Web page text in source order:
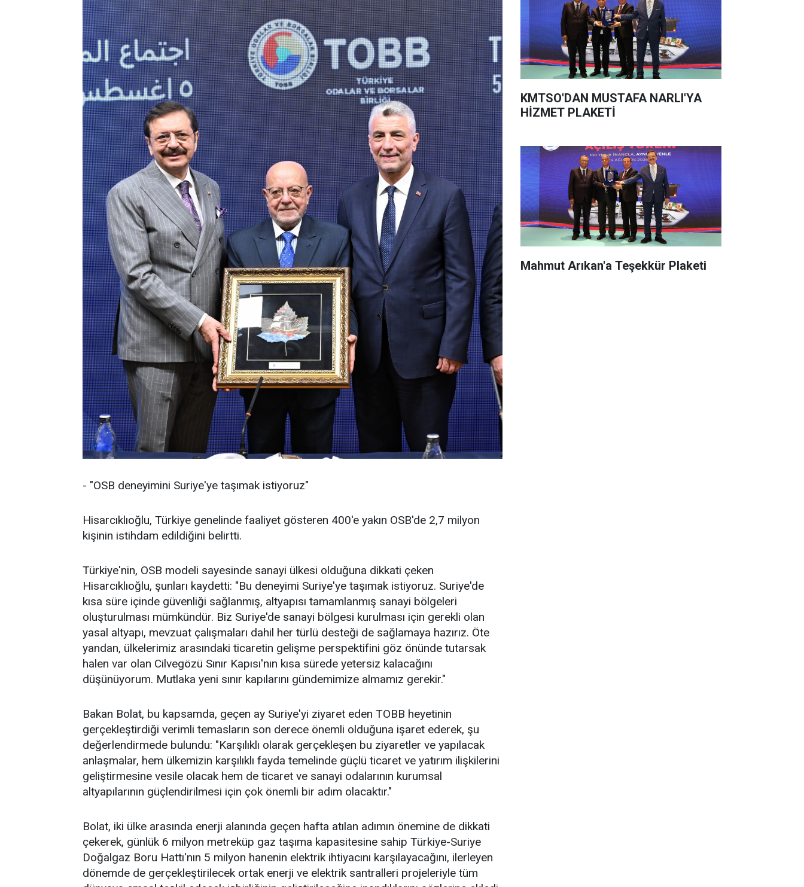
- "OSB deneyimini Suriye'ye taşımak istiyoruz"
Hisarcıklıoğlu, Türkiye genelinde faaliyet gösteren 400'e yakın OSB'de 2,7 milyon
kişinin istihdam edildiğini belirtti.
Türkiye'nin, OSB modeli sayesinde sanayi ülkesi olduğuna dikkati çeken
Hisarcıklıoğlu, şunları kaydetti: "Bu deneyimi Suriye'ye taşımak istiyoruz. Suriye'de
kısa süre içinde güvenliği sağlanmış, altyapısı tamamlanmış sanayi bölgeleri
oluşturulması mümkündür. Biz Suriye'de sanayi bölgesi kurulması için gerekli olan
yasal altyapı, mevzuat çalışmaları dahil her türlü desteği de sağlamaya hazırız. Öte
yandan, ülkelerimiz arasındaki ticaretin gelişme perspektifini göz önünde tutarsak
halen var olan Cilvegözü Sınır Kapısı'nın kısa sürede yetersiz kalacağını
düşünüyorum. Mutlaka yeni sınır kapılarını gündemimize almamız gerekir."
Bakan Bolat, bu kapsamda, geçen ay Suriye'yi ziyaret eden TOBB heyetinin
gerçekleştirdiği verimli temasların son derece önemli olduğuna işaret ederek, şu
değerlendirmede bulundu: "Karşılıklı olarak gerçekleşen bu ziyaretler ve yapılacak
anlaşmalar, hem ülkemizin karşılıklı fayda temelinde güçlü ticaret ve yatırım ilişkilerini
geliştirmesine vesile olacak hem de ticaret ve sanayi odalarının kurumsal
altyapılarının güçlendirilmesi için çok önemli bir adım olacaktır."
Bolat, iki ülke arasında enerji alanında geçen hafta atılan adımın önemine de dikkati
çekerek, günlük 6 milyon metreküp gaz taşıma kapasitesine sahip Türkiye-Suriye
Doğalgaz Boru Hattı'nın 5 milyon hanenin elektrik ihtiyacını karşılayacağını, ilerleyen
dönemde de gerçekleştirilecek ortak enerji ve elektrik santralleri projeleriyle tüm
KMTSO'DAN MUSTAFA NARLI'YA
HİZMET PLAKETİ
Mahmut Arıkan'a Teşekkür Plaketi